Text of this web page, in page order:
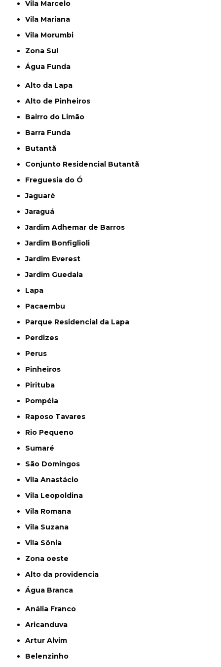
Vila Marcelo
Vila Mariana
Vila Morumbi
Zona Sul
Água Funda
Alto da Lapa
Alto de Pinheiros
Bairro do Limão
Barra Funda
Butantã
Conjunto Residencial Butantã
Freguesia do Ó
Jaguaré
Jaraguá
Jardim Adhemar de Barros
Jardim Bonfiglioli
Jardim Everest
Jardim Guedala
Lapa
Pacaembu
Parque Residencial da Lapa
Perdizes
Perus
Pinheiros
Pirituba
Pompéia
Raposo Tavares
Rio Pequeno
Sumaré
São Domingos
Vila Anastácio
Vila Leopoldina
Vila Romana
Vila Suzana
Vila Sônia
Zona oeste
alto da providencia
Água Branca
Anália Franco
Aricanduva
Artur Alvim
Belenzinho